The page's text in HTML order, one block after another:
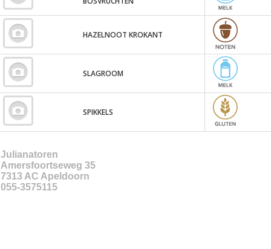
HAZELNOOT KROKANT
SLAGROOM
SPIKKELS
Julianatoren
Amersfoortseweg 35
7313 AC Apeldoorn
055-3575115